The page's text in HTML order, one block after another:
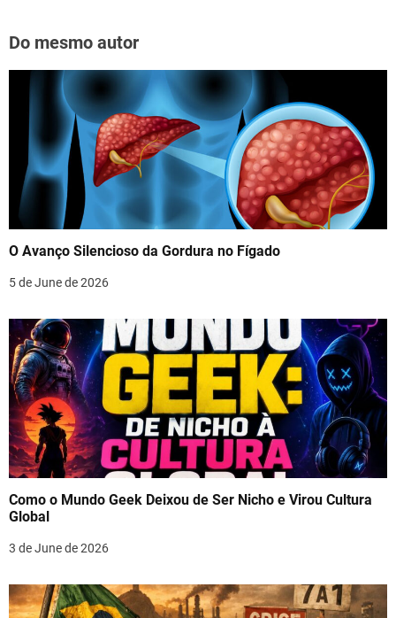
Do mesmo autor
O Avanço Silencioso da Gordura no Fígado
5 de June de 2026
Como o Mundo Geek Deixou de Ser Nicho e Virou Cultura
Global
3 de June de 2026